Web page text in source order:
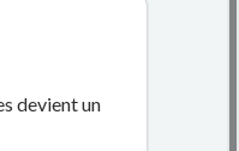
devient un